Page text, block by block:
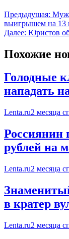
Предыдущая:
выигрышем на 13
Далее: Юристов
Похожие
Голодные
нападать
Lenta.ru2 месяца
Россиянин
рублей на
Lenta.ru2 месяца
в кратер
Lenta.ru2 месяца